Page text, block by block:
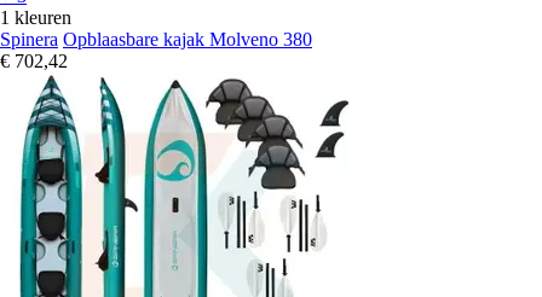
1 kleuren
Spinera Opblaasbare kajak Molveno 380
€ 702,42